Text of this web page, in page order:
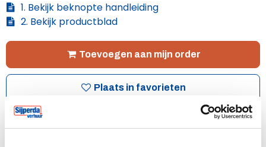
1. Bekijk beknopte handleiding
2. Bekijk productblad
Toevoegen aan mijn order
Plaats in favorieten
Dagprijs
(excl. BTW / incl. BTW)
207,00/250,47